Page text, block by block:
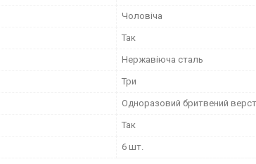
Чоловіча
Так
Нержавіюча сталь
Три
Одноразовий бритвений
Так
6 шт.